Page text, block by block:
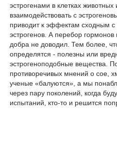
эстрогенами в клетках животных
взаимодействовать с
приводит к эффектам сходным
эстрогенов. А перебор гормонов
добра не доводил. Тем более,
определятся - полезны или
эстрогеноподобные вещества.
противоречивых мнений о сое,
ученые «балуются», а мы
через пару поколений, когда
испытаний, кто-то и решится